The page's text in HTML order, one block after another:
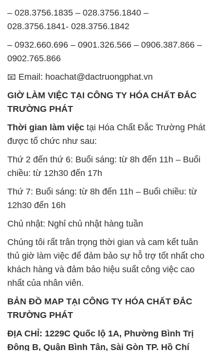
– 028.3756.1835 – 028.3756.1840 –
028.3756.1841- 028.3756.1842
– 0932.660.696 – 0901.326.566 – 0906.387.866 –
0902.765.866
📧 Email: hoachat@dactruongphat.vn
GIỜ LÀM VIỆC TẠI CÔNG TY HÓA CHẤT ĐẮC
TRƯỜNG PHÁT
Thời gian làm việc tại Hóa Chất Đắc Trường Phát
được tổ chức như sau:
Thứ 2 đến thứ 6: Buổi sáng: từ 8h đến 11h – Buổi
chiều: từ 12h30 đến 17h
Thứ 7: Buổi sáng: từ 8h đến 11h – Buổi chiều: từ
12h30 đến 16h
Chủ nhật: Nghỉ chủ nhật hàng tuần
Chúng tôi rất trân trọng thời gian và cam kết tuân
thủ giờ làm việc để đảm bảo sự hỗ trợ tốt nhất cho
khách hàng và đảm bảo hiệu suất công việc cao
nhất của nhân viên.
BẢN ĐỒ MAP TẠI CÔNG TY HÓA CHẤT ĐẮC
TRƯỜNG PHÁT
ĐỊA CHỈ: 1229C Quốc lộ 1A, Phường Bình Trị
Đông B, Quận Bình Tân, Sài Gòn TP. Hồ Chí